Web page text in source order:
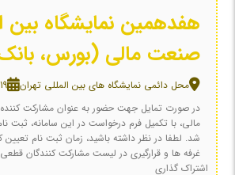
هفدهمین نمایشگاه بین
صنعت مالی (بورس،
محل دائمی نمایشگاه های بین المللی تهران
19 - 22 خرداد 1404
در صورت تمایل جهت حضور به عنوان مشارکت
مالی، با تکمیل فرم درخواست در این سامانه، ثبت
شد. لطفا در نظر داشته باشید، زمان ثبت نام تعیین
غرفه ها و قرارگیری در لیست مشارکت کنندگان
اشتراک گذاری